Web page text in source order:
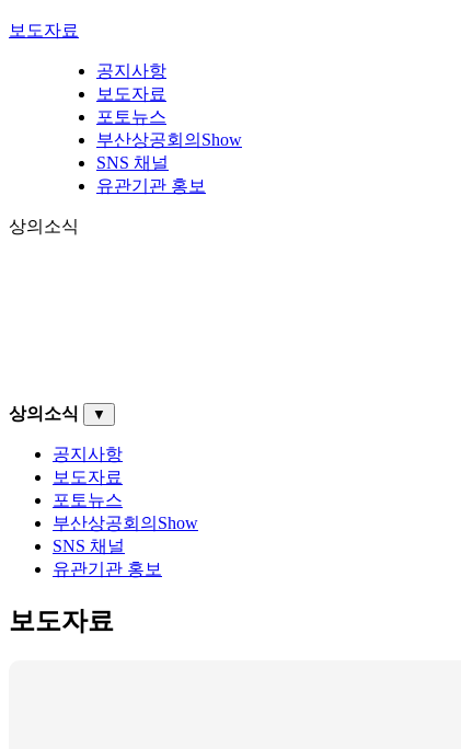
보도자료
공지사항
보도자료
포토뉴스
부산상공회의Show
SNS 채널
유관기관 홍보
상의소식
상의소식 ▼
공지사항
보도자료
포토뉴스
부산상공회의Show
SNS 채널
유관기관 홍보
보도자료